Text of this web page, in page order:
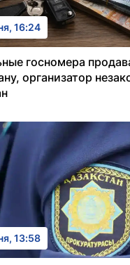
16:24
госномера
организатор
13:58